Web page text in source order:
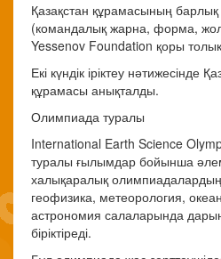
Қазақстан құрамасының
(командалық жарна, форма,
Yessenov Foundation қоры
Екі күндік іріктеу нәтижесінде
құрамасы анықталды.
Олимпиада туралы
International Earth Science
туралы ғылымдар бойынша
халықаралық олимпиадалардың
геофизика, метеорология,
астрономия салаларында
біріктіреді.